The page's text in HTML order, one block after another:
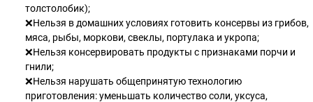
толстолобик);
❌Нельзя в домашних условиях готовить консервы из грибов,
мяса, рыбы, моркови, свеклы, портулака и укропа;
❌Нельзя консервировать продукты с признаками порчи и
гнили;
❌Нельзя нарушать общепринятую технологию
приготовления: уменьшать количество соли, уксуса,